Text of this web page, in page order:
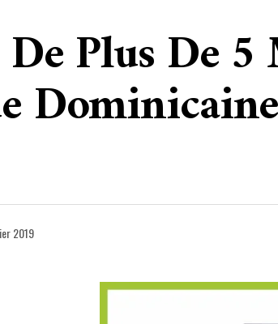
Plus De
2019